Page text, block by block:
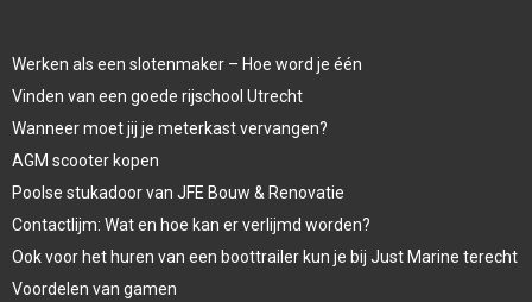
Werken als een slotenmaker – Hoe word je één
Vinden van een goede rijschool Utrecht
Wanneer moet jij je meterkast vervangen?
AGM scooter kopen
Poolse stukadoor van JFE Bouw & Renovatie
Contactlijm: Wat en hoe kan er verlijmd worden?
Ook voor het huren van een boottrailer kun je bij Just Marine terecht
Voordelen van gamen